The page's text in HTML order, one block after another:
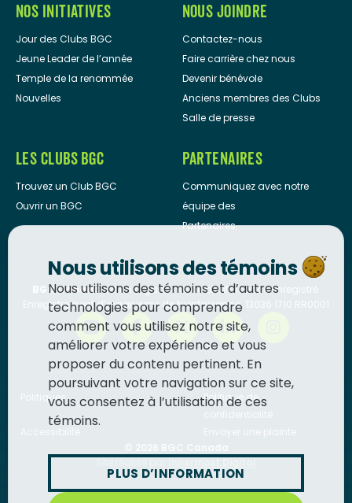
NOS INITIATIVES
Jour des Clubs BGC
Jeune Leader de l’année
Temple de la renommée
Nouvelles
NOUS JOINDRE
Contactez-nous
Faire carrière chez nous
Devenir bénévole
Anciens membres des Clubs
Salle de presse
LES CLUBS BGC
Trouvez un Club BGC
Ouvrir un BGC
PARTENAIRES
Communiquez avec notre
équipe des
Partenaires
BGC Canadaest un organisme de bienfaisance enregistré.
Enregistrement d’organisme de bienfaisance: 13036 1710 RR0001
Politiques
Politique de
Nous utilisons des témoins
Nous utilisons des témoins et d’autres
technologies pour comprendre
comment vous utilisez notre site,
améliorer votre expérience et vous
proposer du contenu pertinent. En
poursuivant votre navigation sur ce site,
vous consentez à l’utilisation de ces
témoins.
PLUS D’INFORMATION